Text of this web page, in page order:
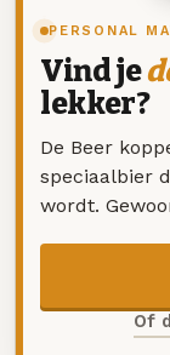
PERSONAL
Vind je
lekker?
De Beer
speciaalbier
wordt.
Of